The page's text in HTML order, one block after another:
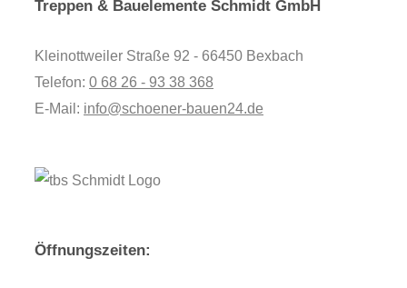
Treppen & Bauelemente Schmidt GmbH
Kleinottweiler Straße 92 - 66450 Bexbach
Telefon: 0 68 26 - 93 38 368
E-Mail: info@schoener-bauen24.de
Öffnungszeiten: